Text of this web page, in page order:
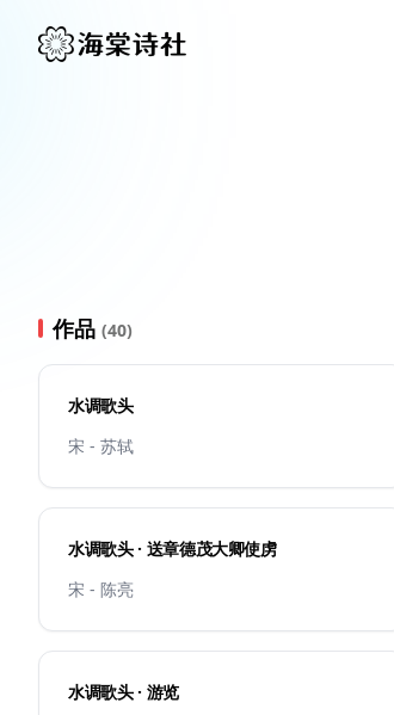
作品 (40)
水调歌头
宋 - 苏轼
水调歌头 · 送章德茂大卿使虏
宋 - 陈亮
水调歌头 · 游览